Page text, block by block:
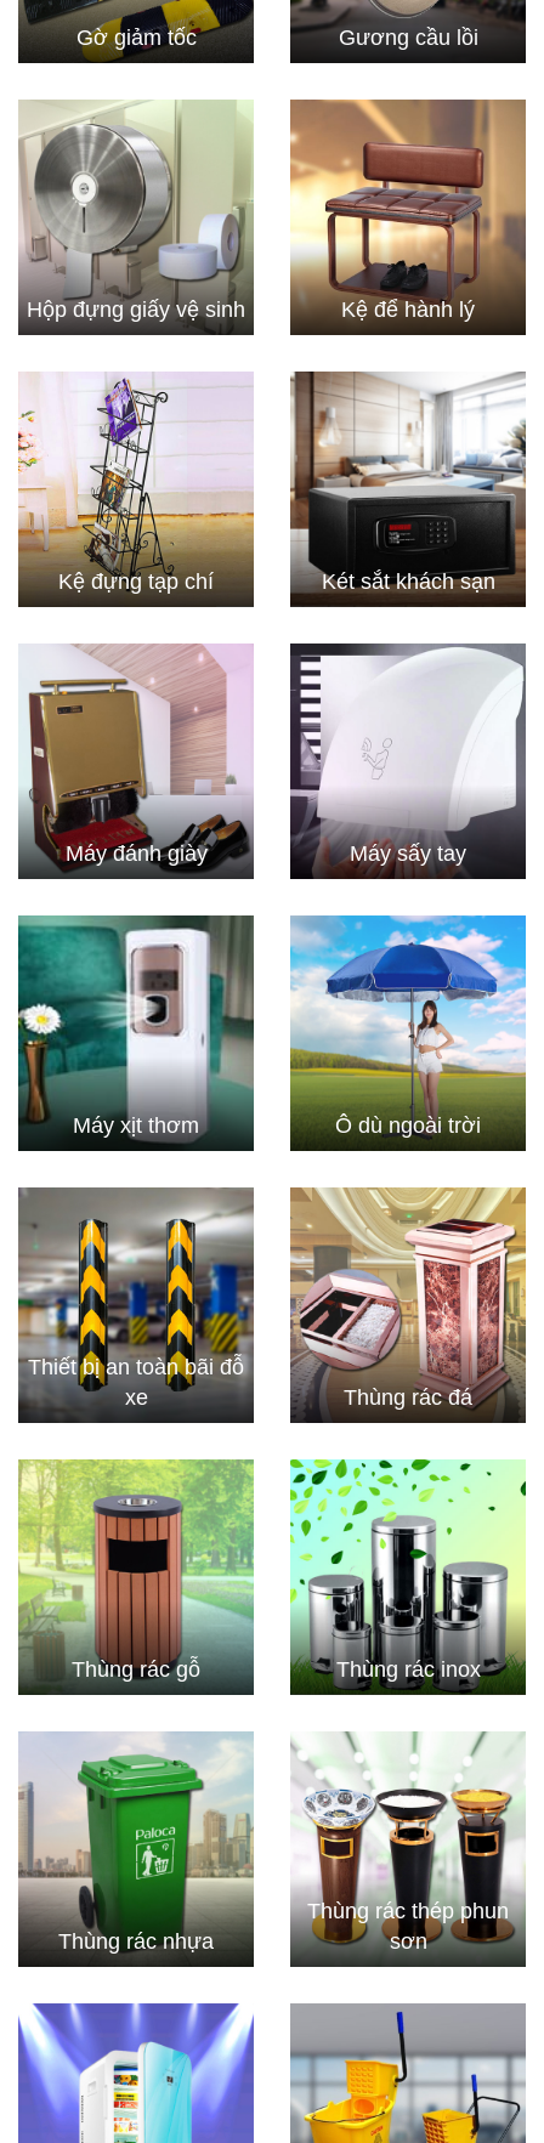
Gờ giảm tốc Gương cầu lồi
Hộp đựng giấy vệ sinh Kệ để hành lý
Kệ đựng tạp chí Két sắt khách sạn
Máy đánh giày Máy sấy tay
Máy xịt thơm Ô dù ngoài trời
Thiết bị an toàn bãi đỗ
xe
Thùng rác đá
Thùng rác gỗ Thùng rác inox
Thùng rác nhựa
Thùng rác thép phun
sơn